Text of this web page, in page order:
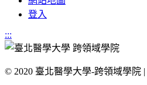
登入
:::
© 2020 臺北醫學大學-跨領域學院 |